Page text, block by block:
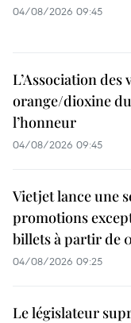
04/08/2026 09:45
L’Association des
orange/dioxine
l’honneur
04/08/2026 09:45
Vietjet lance une
promotions
billets à partir de
04/08/2026 09:25
Le législateur